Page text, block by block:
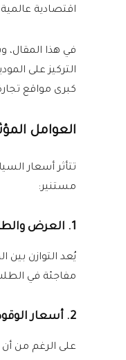
اقتصادية
التركيز على
كبرى مواقع
العوامل
تتأثر أسعار
مستنير:
1. العرض والطلب
يُعد التوازن
مفاجئة في
2. أسعار الوقود
على الرغم من